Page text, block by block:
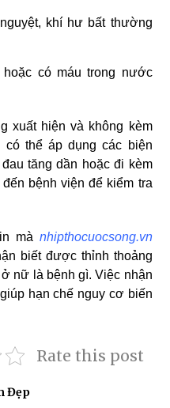
khí hư bất thường
có máu trong nước
xuất hiện và không kèm
thể áp dụng các biện
tăng dần hoặc đi kèm
bệnh viện để kiểm tra
mà nhipthocuocsong.vn
biết được thỉnh thoảng
nữ là bệnh gì. Việc nhận
hạn chế nguy cơ biến
Rate this post
Đẹp